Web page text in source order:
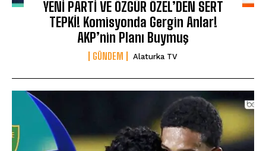
YENİ PARTİ VE ÖZGÜR ÖZEL’DEN SERT
TEPKİ! Komisyonda Gergin Anlar!
AKP’nin Planı Buymuş
GÜNDEM Alaturka TV